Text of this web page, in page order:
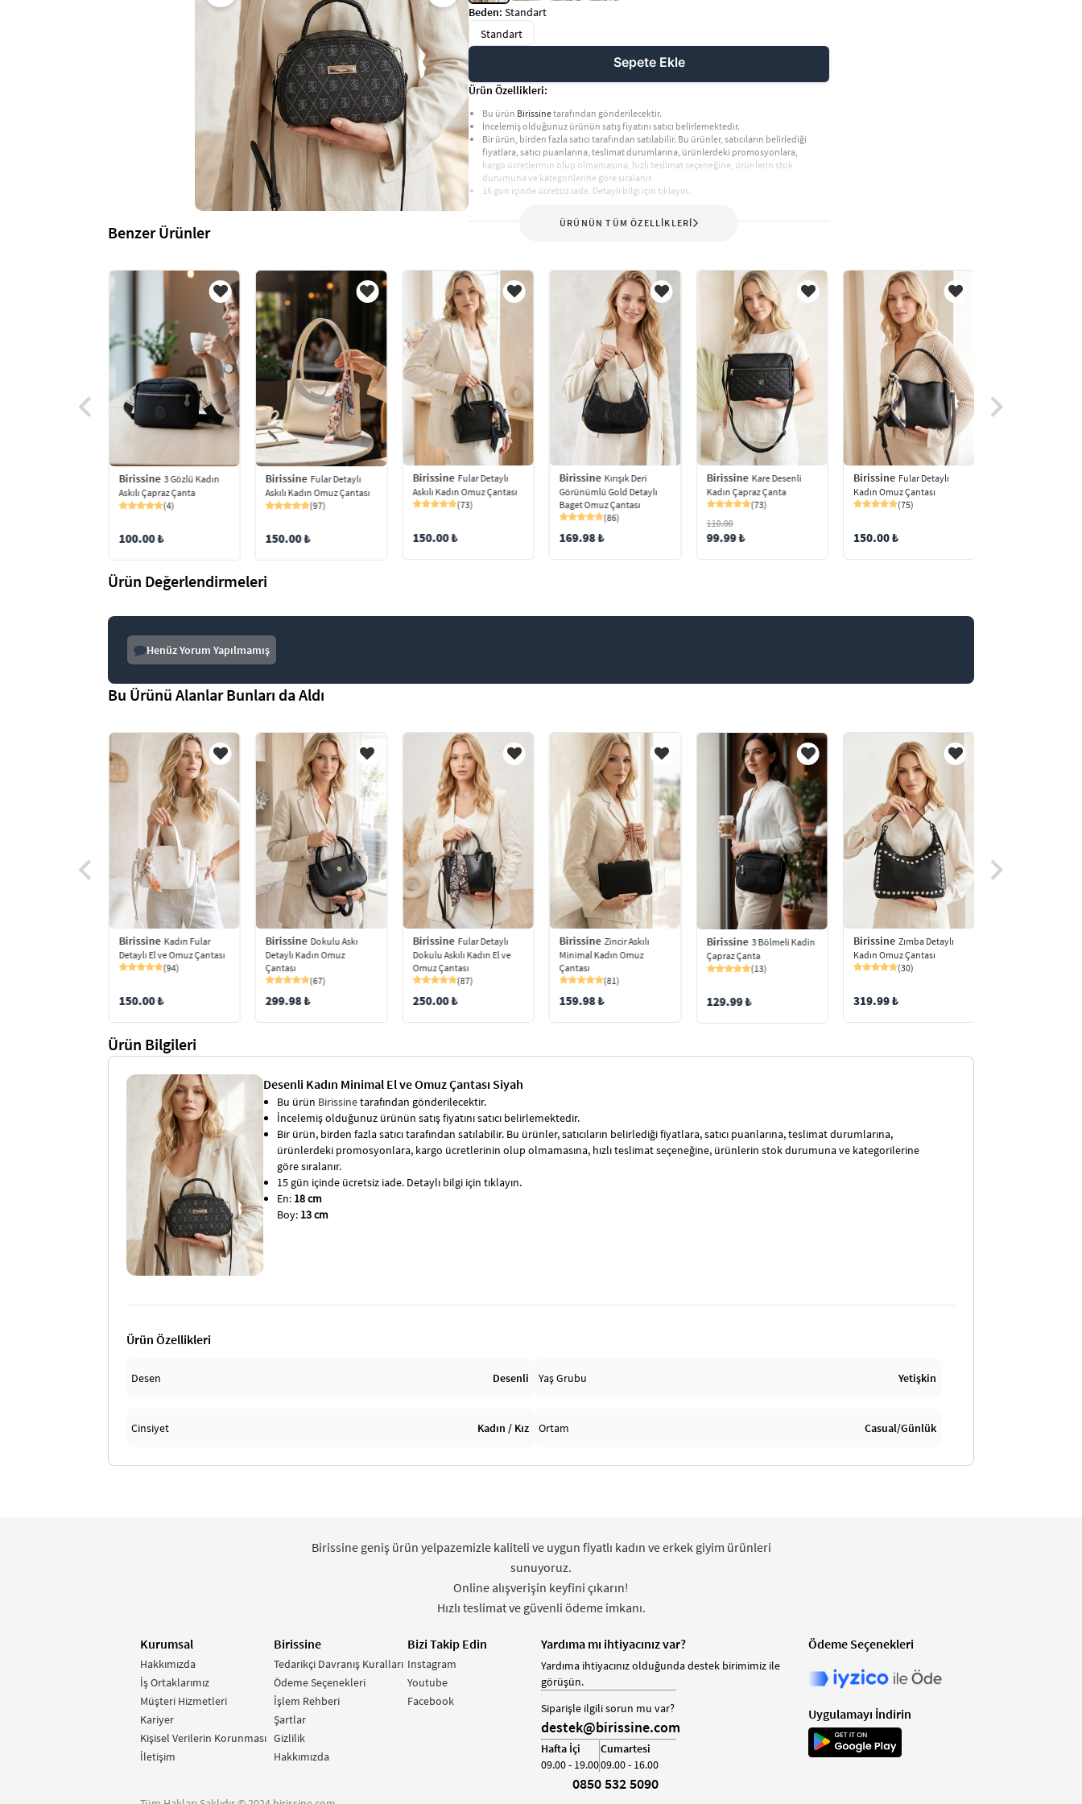
Beden: Standart
Standart
Sepete Ekle
Ürün Özellikleri:
Bu ürün Birissinetarafından gönderilecektir.
İncelemiş olduğunuz ürünün satış fiyatını satıcı belirlemektedir.
Bir ürün, birden fazla satıcı tarafından satılabilir. Bu ürünler, satıcıların belirlediği
fiyatlara, satıcı puanlarına, teslimat durumlarına, ürünlerdeki promosyonlara,
kargo ücretlerinin olup olmamasına, hızlı teslimat seçeneğine, ürünlerin stok
durumuna ve kategorilerine göre sıralanır.
15 gün içinde ücretsiz iade. Detaylı bilgi için tıklayın.
ÜRÜNÜN TÜM ÖZELLİKLERİ
Benzer Ürünler
Birissine 3 Gözlü Kadın
Askılı Çapraz Çanta
(4)
100.00 ₺
Birissine Fular Detaylı
Askılı Kadın Omuz Çantası
(97)
150.00 ₺
Birissine Fular Detaylı
Askılı Kadın Omuz Çantası
(73)
150.00 ₺
Birissine Kırışık Deri
Görünümlü Gold Detaylı
Baget Omuz Çantası
(86)
169.98 ₺
Birissine Kare Desenli
Kadın Çapraz Çanta
(73)
110.00
99.99 ₺
Birissine Fular Detaylı
Kadın Omuz Çantası
(75)
150.00 ₺
Ürün Değerlendirmeleri
Henüz Yorum Yapılmamış
Bu Ürünü Alanlar Bunları da Aldı
Birissine Kadın Fular
Detaylı El ve Omuz Çantası
(94)
150.00 ₺
Birissine Dokulu Askı
Detaylı Kadın Omuz
Çantası
(67)
299.98 ₺
Birissine Fular Detaylı
Dokulu Askılı Kadın El ve
Omuz Çantası
(87)
250.00 ₺
Birissine Zincir Askılı
Minimal Kadın Omuz
Çantası
(81)
159.98 ₺
Birissine 3 Bölmeli Kadin
Çapraz Çanta
(13)
129.99 ₺
Birissine Zımba Detaylı
Kadın Omuz Çantası
(30)
319.99 ₺
Ürün Bilgileri
Desenli Kadın Minimal El ve Omuz Çantası Siyah
Bu ürün Birissinetarafından gönderilecektir.
İncelemiş olduğunuz ürünün satış fiyatını satıcı belirlemektedir.
Bir ürün, birden fazla satıcı tarafından satılabilir. Bu ürünler, satıcıların belirlediği fiyatlara, satıcı puanlarına, teslimat durumlarına,
ürünlerdeki promosyonlara, kargo ücretlerinin olup olmamasına, hızlı teslimat seçeneğine, ürünlerin stok durumuna ve kategorilerine
göre sıralanır.
15 gün içinde ücretsiz iade. Detaylı bilgi için tıklayın.
En: 18 cm
Boy: 13 cm
Ürün Özellikleri
Desen Desenli Yaş Grubu Yetişkin
Cinsiyet Kadın / Kız Ortam Casual/Günlük
Birissine geniş ürün yelpazemizle kaliteli ve uygun fiyatlı kadın ve erkek giyim ürünleri
sunuyoruz.
Online alışverişin keyfini çıkarın!
Hızlı teslimat ve güvenli ödeme imkanı.
Kurumsal
Hakkımızda
İş Ortaklarımız
Müşteri Hizmetleri
Kariyer
Kişisel Verilerin Korunması
İletişim
Birissine
Tedarikçi Davranış Kuralları
Ödeme Seçenekleri
İşlem Rehberi
Şartlar
Gizlilik
Hakkımızda
Bizi Takip Edin
Instagram
Youtube
Facebook
Yardıma mı ihtiyacınız var?
Yardıma ihtiyacınız olduğunda destek birimimiz ile
görüşün.
Siparişle ilgili sorun mu var?
destek@birissine.com
Hafta İçi
09.00 - 19.00
Cumartesi
09.00 - 16.00
0850 532 5090
Ödeme Seçenekleri
Uygulamayı İndirin